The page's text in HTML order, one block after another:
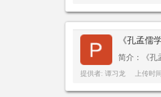
《孔孟儒
简介：《孔
提供者: 谭习龙 上传时